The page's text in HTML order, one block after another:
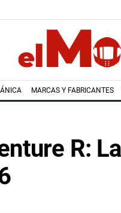
MARCAS Y FABRICANTES
R: